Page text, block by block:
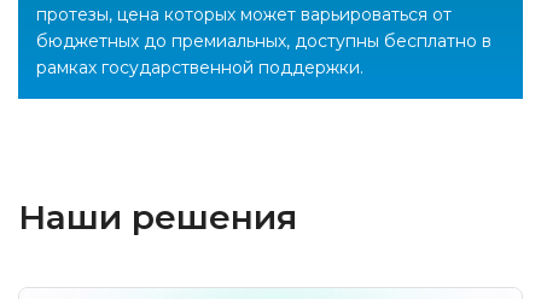
протезы, цена которых может варьироваться от
бюджетных до премиальных, доступны бесплатно в
рамках государственной поддержки.
Наши решения